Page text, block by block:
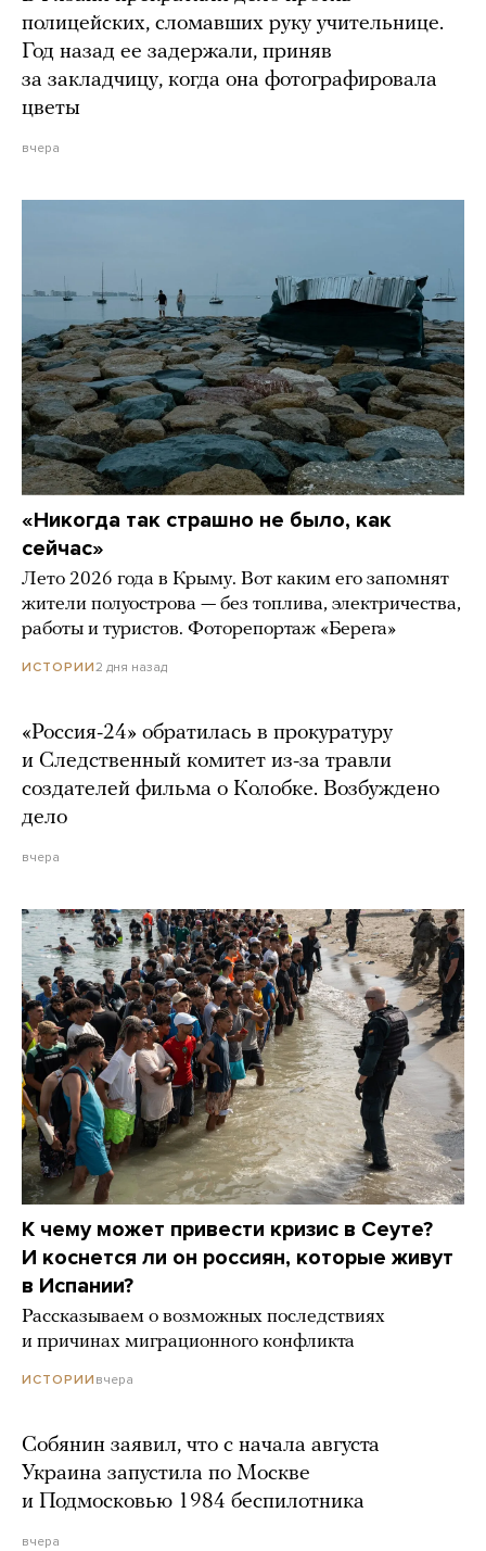
полицейских, сломавших руку учительнице.
Год назад ее задержали, приняв
за закладчицу, когда она фотографировала
цветы
вчера
«Никогда так страшно не было, как
сейчас»
Лето 2026 года в Крыму. Вот каким его запомнят
жители полуострова — без топлива, электричества,
работы и туристов. Фоторепортаж «Берега»
ИСТОРИИ2 дня назад
«Россия-24» обратилась в прокуратуру
и Следственный комитет из-за травли
создателей фильма о Колобке. Возбуждено
дело
вчера
К чему может привести кризис в Сеуте?
И коснется ли он россиян, которые живут
в Испании?
Рассказываем о возможных последствиях
и причинах миграционного конфликта
ИСТОРИИ вчера
Собянин заявил, что с начала августа
Украина запустила по Москве
и Подмосковью 1984 беспилотника
вчера